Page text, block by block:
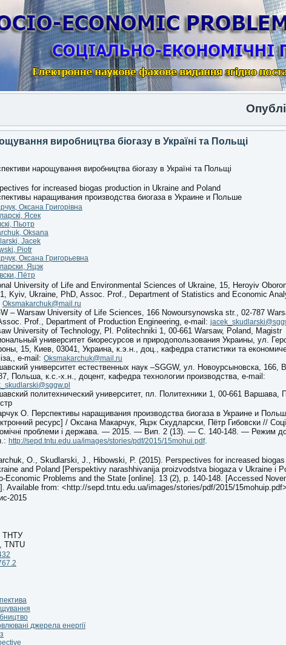
виробництва біогазу в Україні та Польщі
нарощування виробництва біогазу в Україні та Польщі
for increased biogas production in Ukraine and Poland
наращивания производства биогаза в Украине и Польше
Оксана Григорівна
Ясек
Пьотр
Oksana
Jacek
Piotr
Оксана Григорьевна
Яцэк
Пётр
University of Life and Environmental Sciences of Ukraine, 15, Heroyiv
Kyiv, Ukraine, PhD, Assoc. Prof., Department of Statistics and Economic
Oksmakarchuk@mail.ru
– Warsaw University of Life Sciences, 166 Nowoursynowska str., 02-787
Prof., Department of Production Engineering, e-mail:
University of Technology, Pl. Politechniki 1, 00-661 Warsaw, Poland, Magistr
университет биоресурсов и природопользования Украины, ул.
15, Киев, 03041, Украина, к.э.н., доц., кафедра статистики та
e-mail: Oksmakarchuk@mail.ru
университет естественных наук –SGGW, ул. Новоурсыновска, 166,
Польша, к.с.-х.н., доцент, кафедра технологии производства, e-mail:
политехнический университет, пл. Политехники 1, 00-661 Варшава,
О. Перспективы наращивания производства биогаза в Украине и
ресурс] / Оксана Макарчук, Яцэк Скудларски, Пётр Гибовски //
проблеми і держава. — 2015. — Вип. 2 (13). — С. 140-148. — Режим
http://sepd.tntu.edu.ua/images/stories/pdf/2015/15mohui.pdf.
O., Skudlarski, J., Hibowski, P. (2015). Perspectives for increased
and Poland [Perspektivy narashhivanija proizvodstva biogaza v Ukraine i
Economic Problems and the State [online]. 13 (2), p. 140-148. [Accessed
Available from: <http://sepd.tntu.edu.ua/images/stories/pdf/2015/15mohuip.pdf>
2015
ТНТУ
TNTU
джерела енергії